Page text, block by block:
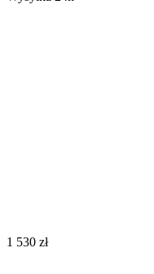
‍1 530‍ zł